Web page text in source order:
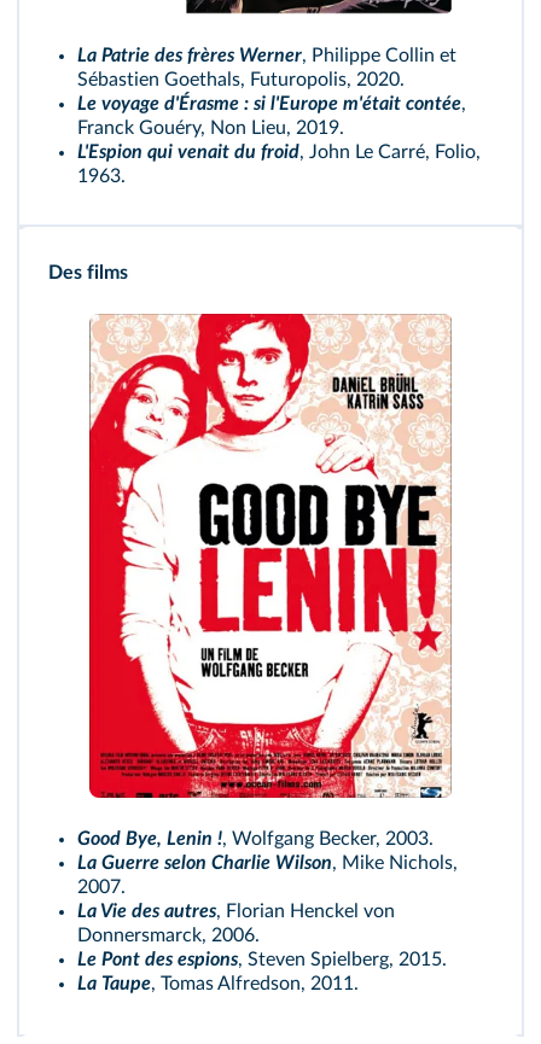
La Patrie des frères Werner, Philippe Collin et
Sébastien Goethals, Futuropolis, 2020.
Le voyage d'Érasme : si l'Europe m'était contée,
Franck Gouéry, Non Lieu, 2019.
L'Espion qui venait du froid, John Le Carré, Folio,
1963.
Des films
Good Bye, Lenin !, Wolfgang Becker, 2003.
La Guerre selon Charlie Wilson, Mike Nichols,
2007.
La Vie des autres, Florian Henckel von
Donnersmarck, 2006.
Le Pont des espions, Steven Spielberg, 2015.
La Taupe, Tomas Alfredson, 2011.